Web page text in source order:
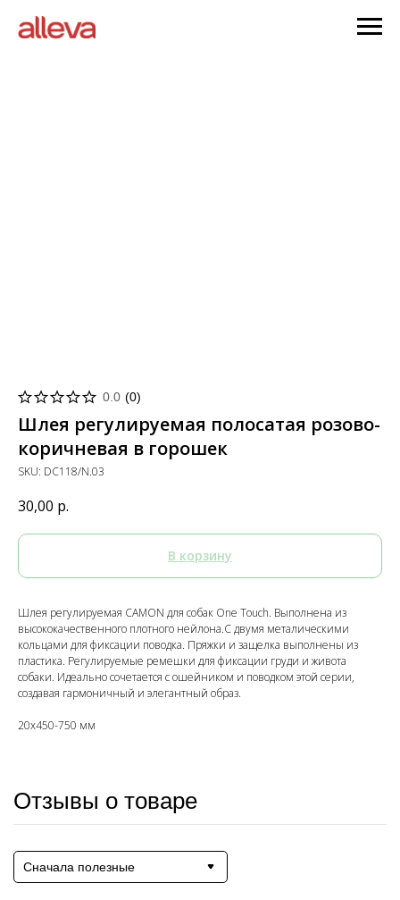
0.0 (0)
Шлея регулируемая полосатая розово-
коричневая в горошек
SKU: DC118/N.03
30,00 р.
В корзину
Шлея регулируемая CAMON для собак One Touch. Выполнена из
высококачественного плотного нейлона.С двумя металическими
кольцами для фиксации поводка. Пряжки и защелка выполнены из
пластика. Регулируемые ремешки для фиксации груди и живота
собаки. Идеально сочетается с ошейником и поводком этой серии,
создавая гармоничный и элегантный образ.
20x450-750 мм
Отзывы о товаре
Сначала полезные